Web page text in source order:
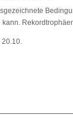
kann.
20.10.